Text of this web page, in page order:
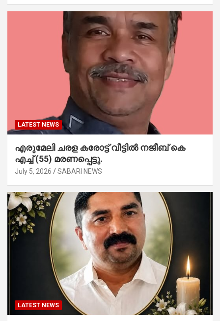
LATEST NEWS
എരുമേലി ചരള കരോട്ട് വീട്ടിൽ നജീബ് കെ
എച്ച് (55) മരണപ്പെട്ടു.
July 5, 2026 SABARI NEWS
LATEST NEWS